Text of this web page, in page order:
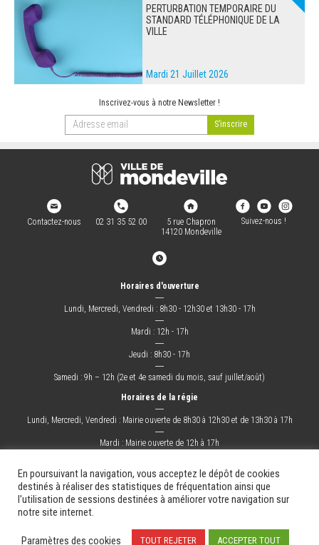
PERTURBATION TEMPORAIRE DU
STANDARD TÉLÉPHONIQUE DE LA
VILLE
Mardi 21 Juillet 2026
Inscrivez-vous à notre Newsletter !
Contactez-nous 02 31 35 52 00
5 rue Chapron
14120 Mondeville
Suivez-nous !
Horaires d'ouverture
―
Lundi, Mercredi, Vendredi : 8h30 - 12h30 et 13h30 - 17h
―
Mardi : 12h - 17h
―
Jeudi : 8h30 - 17h
―
Samedi : 9h – 12h (2e et 4e samedi du mois, sauf juillet/août)
Horaires de la régie
―
Lundi, Mercredi, Vendredi : Mairie ouverte de 8h30 à 12h30 et de 13h30 à 17h
―
Mardi : Mairie ouverte de 12h à 17h
La Ville Mes démarches Grandir ! Sortir ! Changer !
Les docs.
Mentions légales
En poursuivant la navigation, vous acceptez le dépôt de cookies
destinés à réaliser des statistiques de fréquentation ainsi que
l'utilisation de sessions destinées à améliorer votre navigation sur
notre site internet.
Paramètres des cookies TOUT REJETER ACCEPTER TOUT